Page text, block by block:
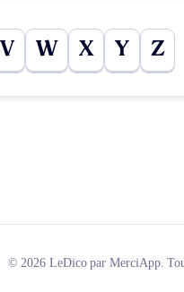
V W X Y Z
© 2026 LeDico par MerciApp.